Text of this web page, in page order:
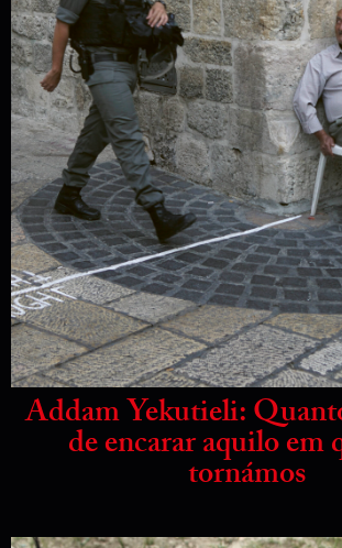
Addam Yekutieli:
de encarar aquilo em
tornámos